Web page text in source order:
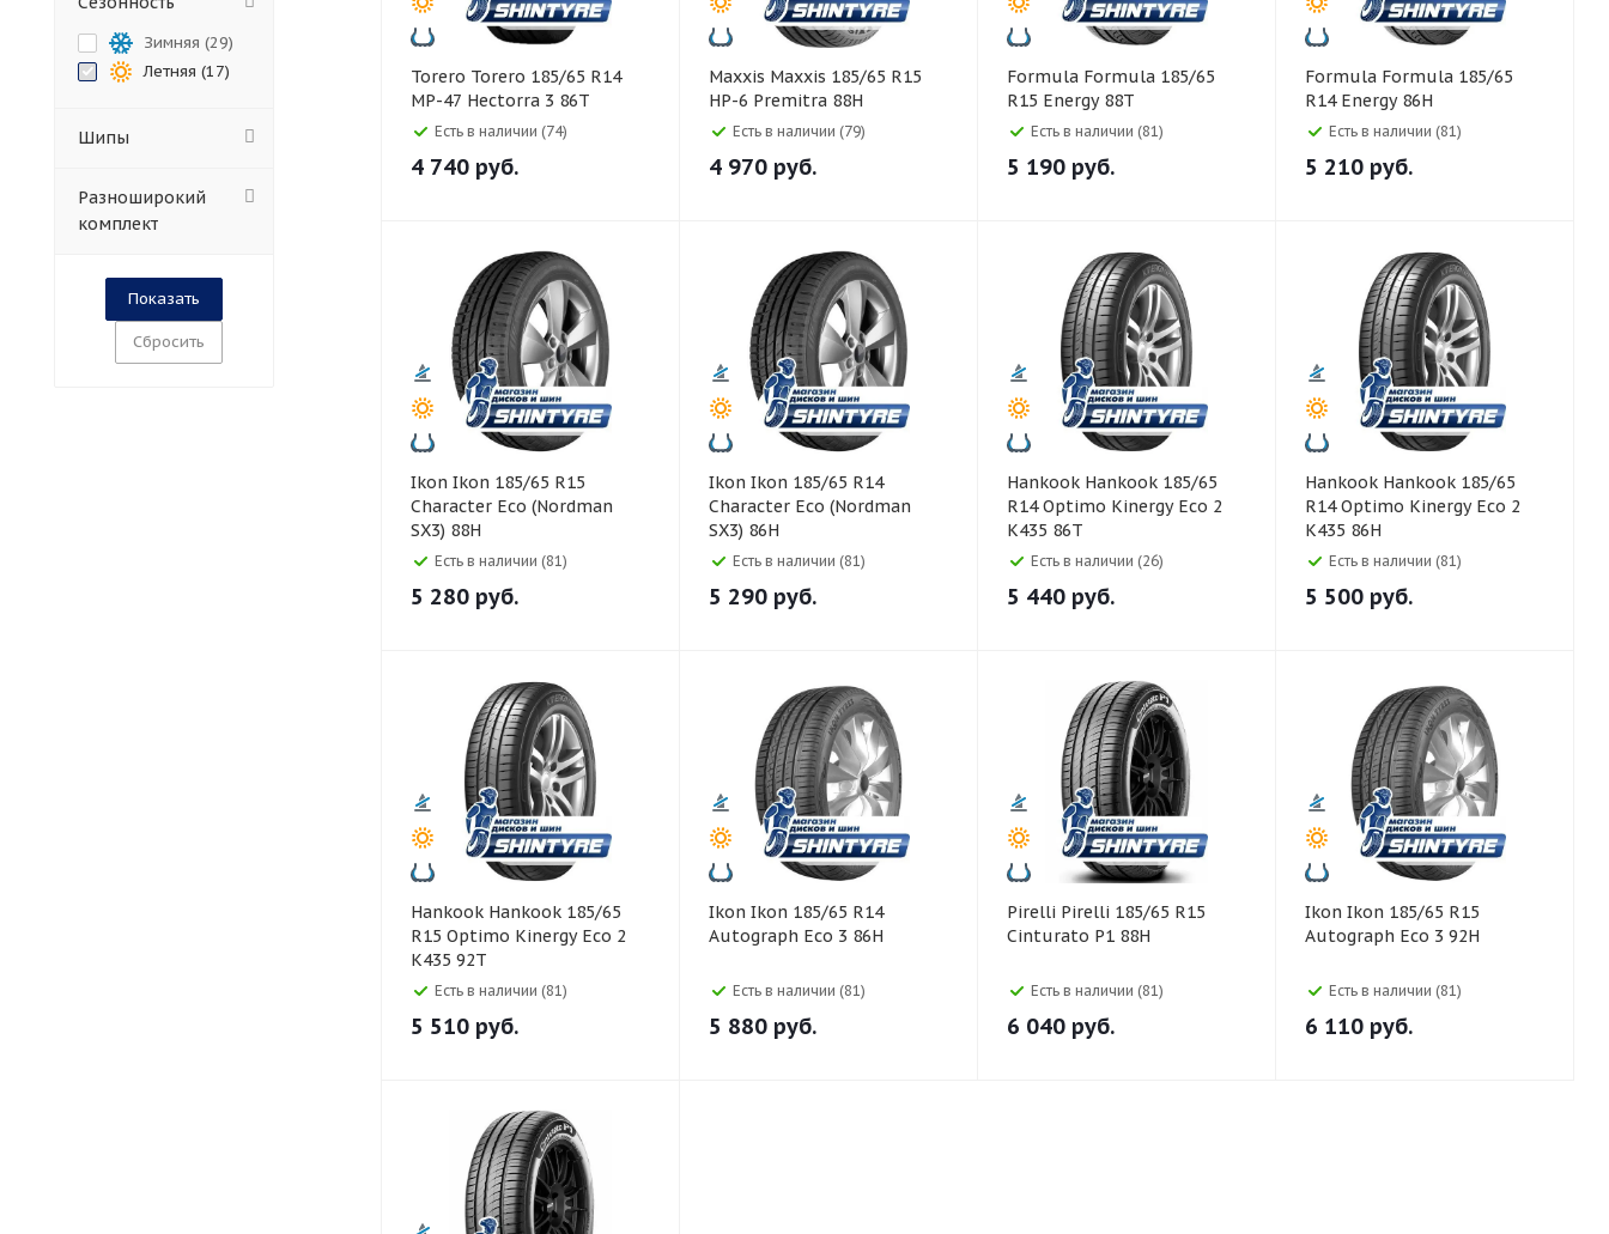
Torero Torero 185/65 R14
MP-47 Hectorra 3 86T
Есть в наличии (74)
4 740 руб.
Maxxis Maxxis 185/65 R15
HP-6 Premitra 88H
Есть в наличии (79)
4 970 руб.
Formula Formula 185/65
R15 Energy 88T
Есть в наличии (81)
5 190 руб.
Formula Formula 185/65
R14 Energy 86H
Есть в наличии (81)
5 210 руб.
Ikon Ikon 185/65 R15
Character Eco (Nordman
SX3) 88H
Есть в наличии (81)
5 280 руб.
Ikon Ikon 185/65 R14
Character Eco (Nordman
SX3) 86H
Есть в наличии (81)
5 290 руб.
Hankook Hankook 185/65
R14 Optimo Kinergy Eco 2
K435 86T
Есть в наличии (26)
5 440 руб.
Hankook Hankook 185/65
R14 Optimo Kinergy Eco 2
K435 86H
Есть в наличии (81)
5 500 руб.
Hankook Hankook 185/65
R15 Optimo Kinergy Eco 2
K435 92T
Есть в наличии (81)
5 510 руб.
Ikon Ikon 185/65 R14
Autograph Eco 3 86H
Есть в наличии (81)
5 880 руб.
Pirelli Pirelli 185/65 R15
Cinturato P1 88H
Есть в наличии (81)
6 040 руб.
Ikon Ikon 185/65 R15
Autograph Eco 3 92H
Есть в наличии (81)
6 110 руб.
Зимняя (29)
Летняя (17)
Шипы
Разноширокий
комплект
Сбросить